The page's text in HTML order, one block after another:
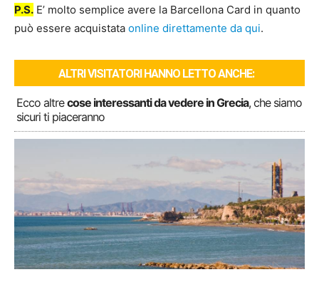
P.S. E’ molto semplice avere la Barcellona Card in quanto
può essere acquistata online direttamente da qui.
ALTRI VISITATORI HANNO LETTO ANCHE:
Ecco altrecose interessanti da vedere in Grecia, che siamo
sicuri ti piaceranno